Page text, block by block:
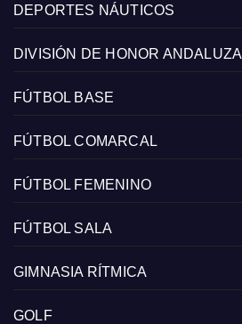
DEPORTES NÁUTICOS
DIVISIÓN DE HONOR ANDALUZA
FÚTBOL BASE
FÚTBOL COMARCAL
FÚTBOL FEMENINO
FÚTBOL SALA
GIMNASIA RÍTMICA
GOLF